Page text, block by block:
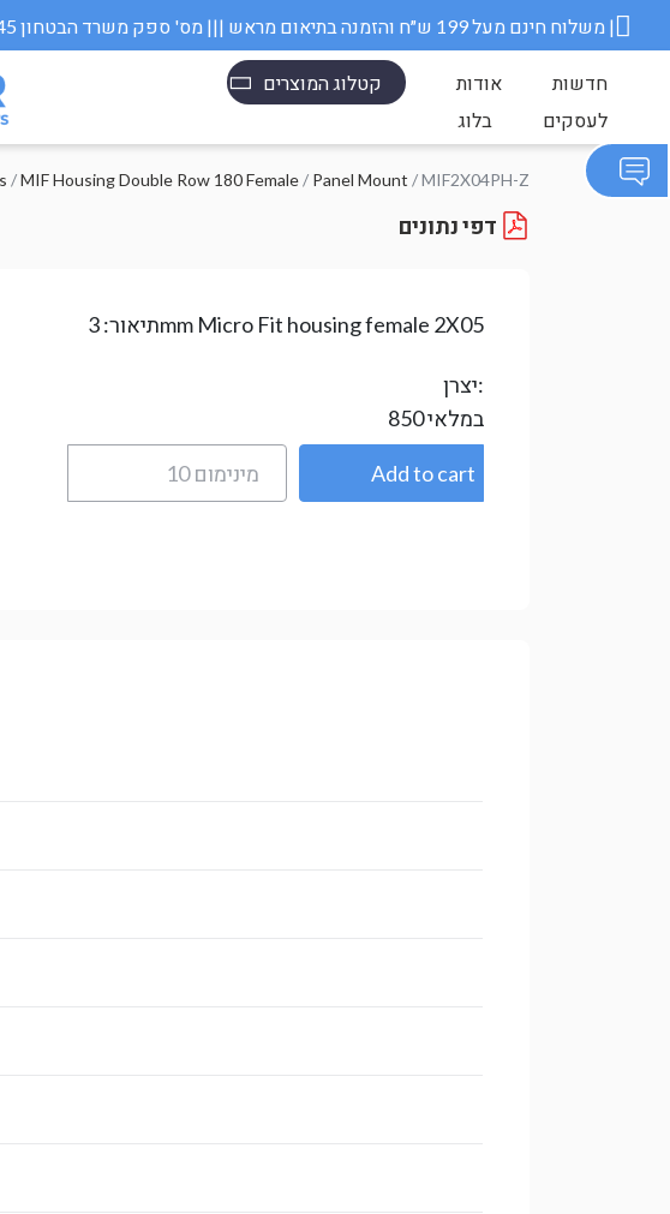
משלוח חינם מעל 199 ש״ח והזמנה בתיאום מראש ||| מס' ספק משרד הבטחון 11006845 |
קטלוג המוצרים אודות
חדשות
בלוג
לעסקים
/MIF Housing Double Row 180 Female/ Panel Mount / MIF2X04PH-Z
תיאור:3mm Micro Fit housing female 2X05
יצרן:
850במלאי